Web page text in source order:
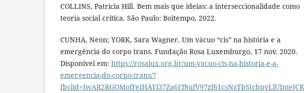
COLLINS, Patrícia Hill. Bem mais que ideias: a interseccionalidade como
teoria social crítica. São Paulo: Boitempo, 2022.
CUNHA, Neon; YORK, Sara Wagner. Um vácuo “cis” na história e a
emergência do corpo trans. Fundação Rosa Luxemburgo, 17 nov. 2020.
Disponível em: https://rosalux.org.br/um-vacuo-cis-na-historia-e-a-
emergencia-do-corpo-trans/?